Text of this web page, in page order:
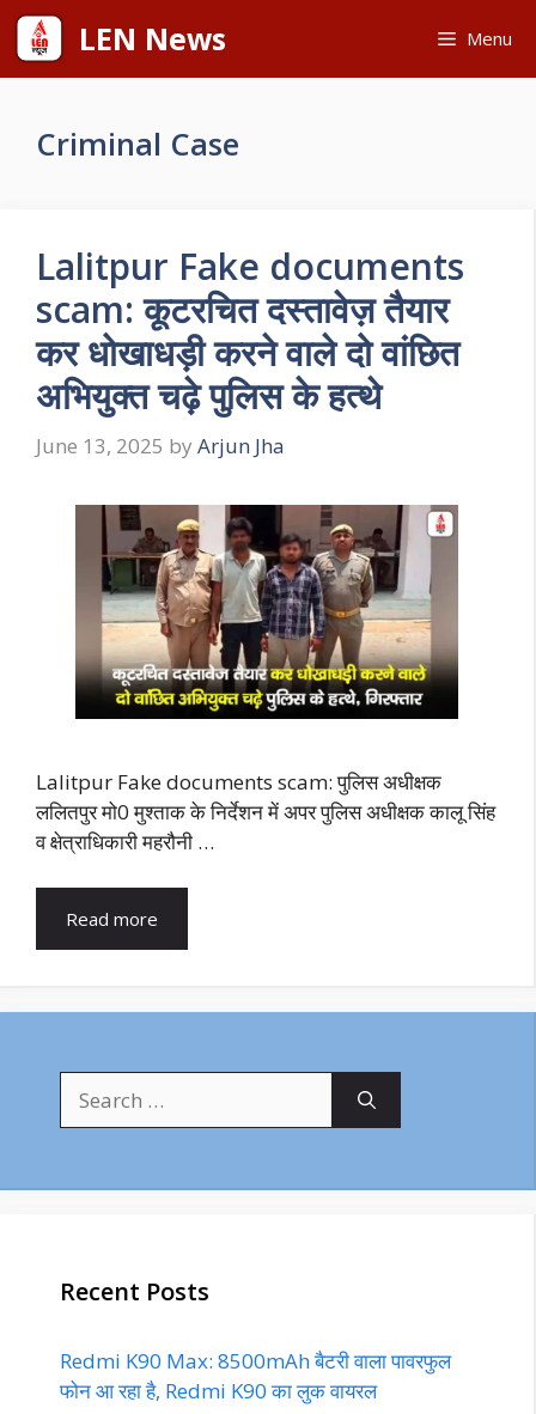
Skip
content
LEN News Menu
Criminal Case
Lalitpur Fake documents
scam: कूटरचित दस्तावेज़ तैयार
कर धोखाधड़ी करने वाले दो वांछित
अभियुक्त चढ़े पुलिस के हत्थे
June 13, 2025 by Arjun Jha
Lalitpur Fake documents scam: पुलिस अधीक्षक
ललितपुर मो0 मुश्ताक के निर्देशन में अपर पुलिस अधीक्षक कालू सिंह
व क्षेत्राधिकारी महरौनी …
Read more
for:
Recent Posts
Redmi K90 Max: 8500mAh बैटरी वाला पावरफुल
फोन आ रहा है, Redmi K90 का लुक वायरल